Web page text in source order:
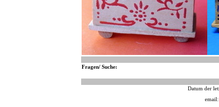
Fragen/ Suche:
Datum der